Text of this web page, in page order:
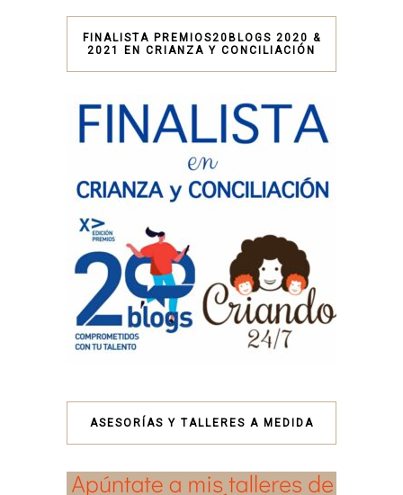
FINALISTA PREMIOS20BLOGS 2020 &
2021 EN CRIANZA Y CONCILIACIÓN
ASESORÍAS Y TALLERES A MEDIDA